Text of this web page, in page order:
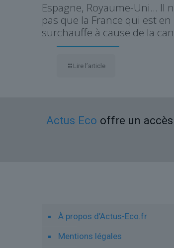
Espagne, Royaume-Uni… Il
pas que la France qui est en
surchauffe à cause de la
Lire l’article
Actus Eco offre un
À propos d’Actus-Eco.fr
Mentions légales